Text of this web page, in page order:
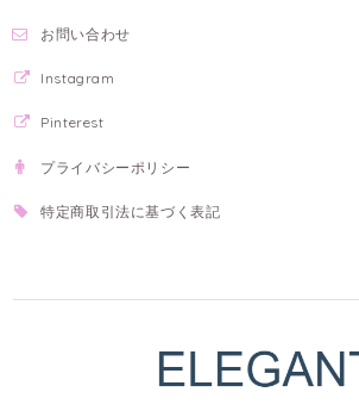
お問い合わせ
Instagram
Pinterest
プライバシーポリシー
特定商取引法に基づく表記